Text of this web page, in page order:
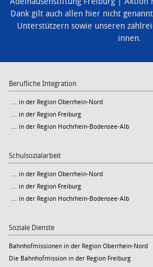
Dank gilt auch allen hier nicht
Unterstützern sowie unseren
innen.
Berufliche Integration
… in der Region Oberrhein-Nord
… in der Region Freiburg
… in der Region Hochrhein-Bodensee-Alb
Schulsozialarbeit
… in der Region Oberrhein-Nord
… in der Region Freiburg
… in der Region Hochrhein-Bodensee-Alb
Soziale Dienste
Bahnhofmissionen in der Region Oberrhein-Nord
Die Bahnhofmission in der Region Freiburg